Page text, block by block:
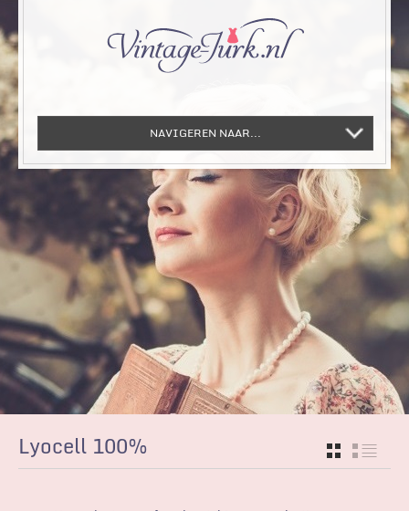
NAVIGEREN NAAR...
Lyocell 100% GRID